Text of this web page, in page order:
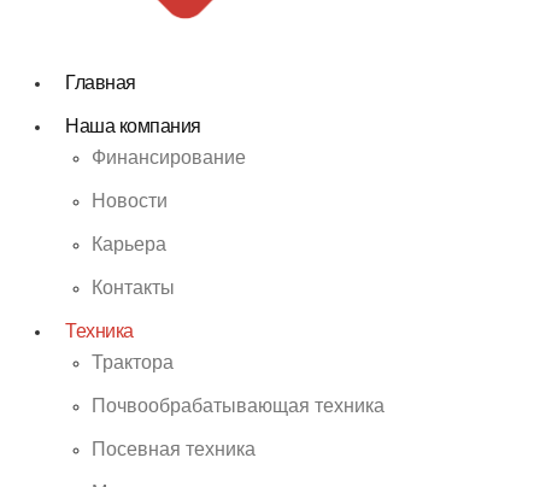
Главная
Наша компания
Финансирование
Новости
Карьера
Контакты
Техника
Трактора
Почвообрабатывающая техника
Посевная техника